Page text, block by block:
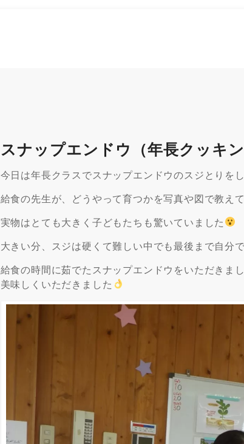
スナップエンドウ（年長クッキン
今日は年長クラスでスナップエンドウのスジとりを
給食の先生が、どうやって育つかを写真や図で教え
実物はとても大きく子どもたちも驚いていました
大きい分、スジは硬くて難しい中でも最後まで自分
給食の時間に茹でたスナップエンドウをいただきま
美味しくいただきました